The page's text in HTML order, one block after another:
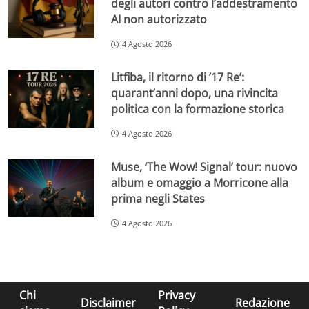
degli autori contro l’addestramento
AI non autorizzato
4 Agosto 2026
Litfiba, il ritorno di ’17 Re’:
quarant’anni dopo, una rivincita
politica con la formazione storica
4 Agosto 2026
Muse, ‘The Wow! Signal’ tour: nuovo
album e omaggio a Morricone alla
prima negli States
4 Agosto 2026
Chi
Disclaimer
Privacy
Redazione